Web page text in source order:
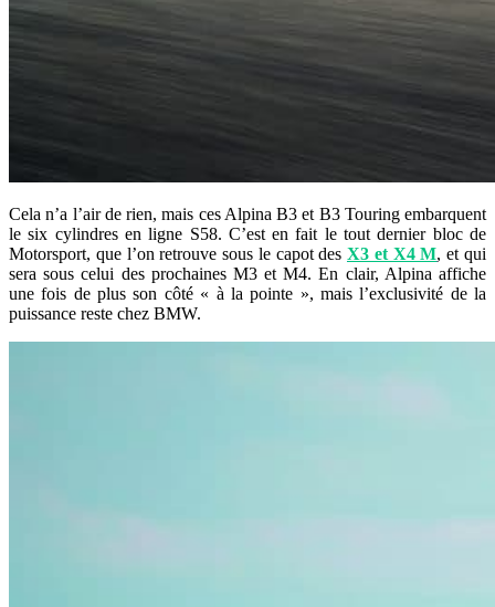
Cela n’a l’air de rien, mais ces Alpina B3 et B3 Touring embarquent
le six cylindres en ligne S58. C’est en fait le tout dernier bloc de
Motorsport, que l’on retrouve sous le capot desX3 et X4 M, et qui
sera sous celui des prochaines M3 et M4. En clair, Alpina affiche
une fois de plus son côté « à la pointe », mais l’exclusivité de la
puissance reste chez BMW.